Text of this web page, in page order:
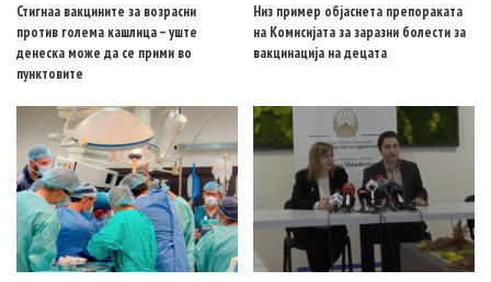
Стигнаа вакцините за возрасни
против голема кашлица – уште
денеска може да се прими во
пунктовите
Низ пример објаснета препораката
на Комисијата за заразни болести за
вакцинација на децата